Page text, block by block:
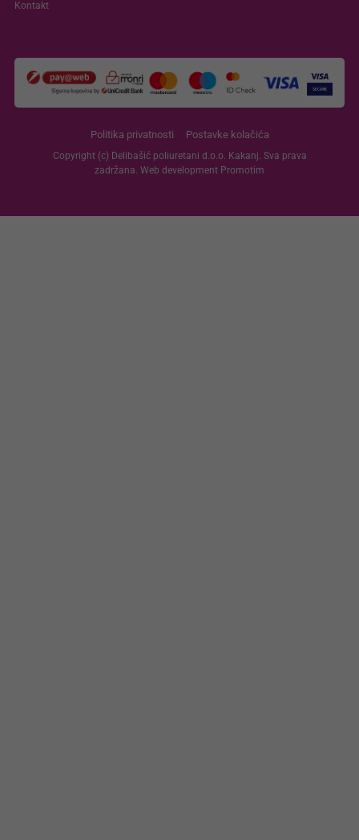
Kontakt
Politika privatnosti Postavke kolačića
Copyright (c) Delibašić poliuretani d.o.o. Kakanj. Sva prava
zadržana. Web development Promotim